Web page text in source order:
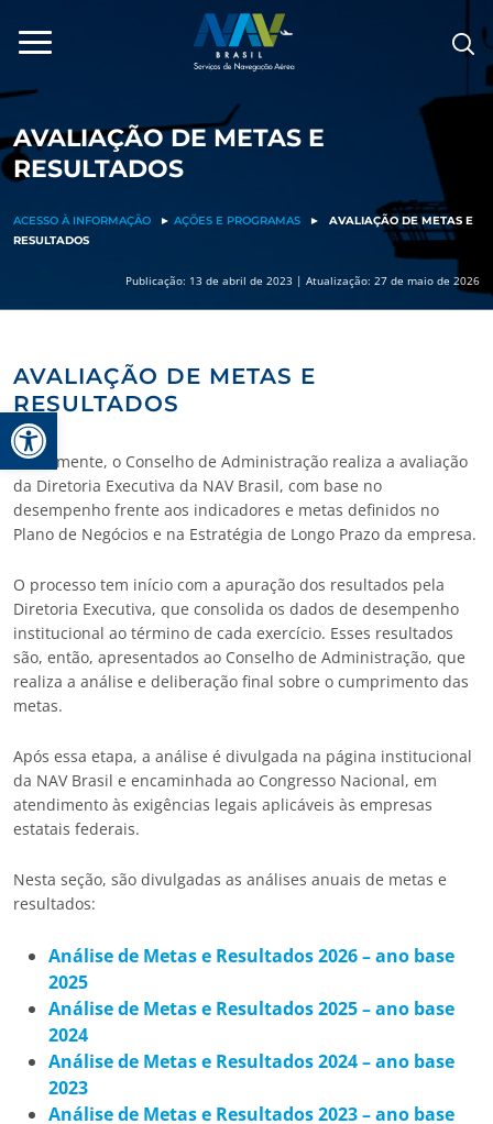
Barra de Ferramentas Aberta
para
conteúdo
AVALIAÇÃO DE METAS E
RESULTADOS
ACESSO À INFORMAÇÃO ► AÇÕES E PROGRAMAS ►
AVALIAÇÃO DE METAS E
RESULTADOS
Publicação: 13 de abril de 2023 | Atualização: 27 de maio de 2026
AVALIAÇÃO DE METAS E
RESULTADOS
Anualmente, o Conselho de Administração realiza a avaliação
da Diretoria Executiva da NAV Brasil, com base no
desempenho frente aos indicadores e metas definidos no
Plano de Negócios e na Estratégia de Longo Prazo da empresa.
O processo tem início com a apuração dos resultados pela
Diretoria Executiva, que consolida os dados de desempenho
institucional ao término de cada exercício. Esses resultados
são, então, apresentados ao Conselho de Administração, que
realiza a análise e deliberação final sobre o cumprimento das
metas.
Após essa etapa, a análise é divulgada na página institucional
da NAV Brasil e encaminhada ao Congresso Nacional, em
atendimento às exigências legais aplicáveis às empresas
estatais federais.
Nesta seção, são divulgadas as análises anuais de metas e
resultados:
Análise de Metas e Resultados 2026 – ano base
2025
Análise de Metas e Resultados 2025 – ano base
2024
Análise de Metas e Resultados 2024 – ano base
2023
Análise de Metas e Resultados 2023 – ano base